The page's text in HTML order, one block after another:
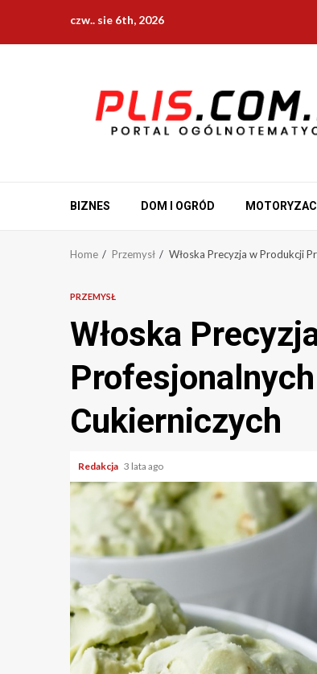
content
czw.. sie 6th, 2026
BIZNES DOM I OGRÓD
Home Przemysł Włoska Precyzja w Produkcji
PRZEMYSŁ
Włoska
Cukierniczych
Redakcja 3 lata ago